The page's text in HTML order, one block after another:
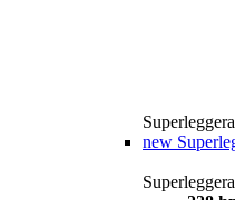
Superleggera
new